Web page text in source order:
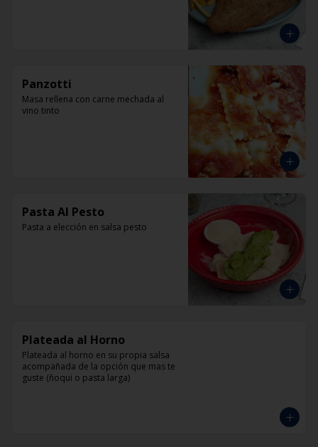
Panzotti
Masa rellena con carne mechada al
vino tinto
Pasta Al Pesto
Pasta a elección en salsa pesto
Plateada al Horno
Plateada al horno en su propia salsa
acompañada de la opción que mas te
guste (ñoqui o pasta larga)